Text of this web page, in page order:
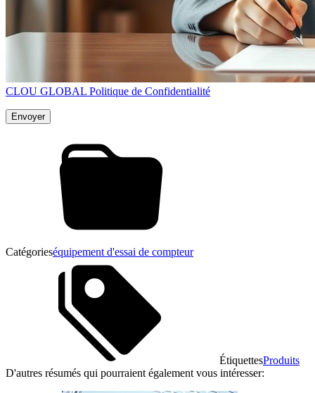
CLOU GLOBAL Politique de Confidentialité
Catégorieséquipement d'essai de compteur
ÉtiquettesProduits
D'autres résumés qui pourraient également vous intéresser: